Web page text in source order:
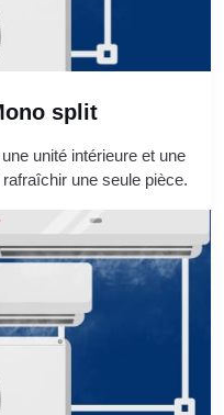
split
unité intérieure et une
une seule pièce.